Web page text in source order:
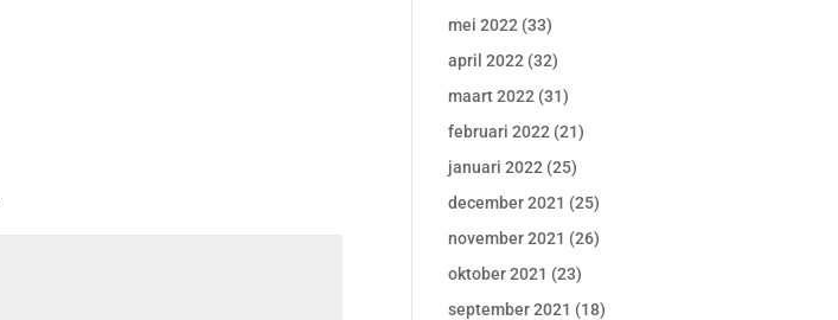
mei 2022 (33)
april 2022 (32)
maart 2022 (31)
februari 2022 (21)
januari 2022 (25)
december 2021 (25)
november 2021 (26)
oktober 2021 (23)
september 2021 (18)